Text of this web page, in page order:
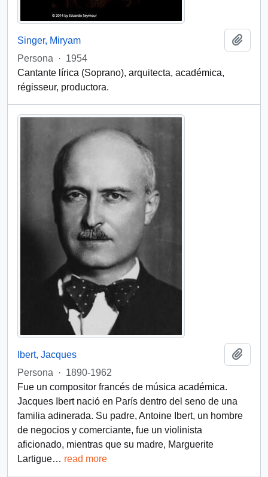
Singer, Miryam
Persona
· 1954
Cantante lírica (Soprano), arquitecta, académica,
régisseur, productora.
Ibert, Jacques
Persona
· 1890-1962
Fue un compositor francés de música académica.
Jacques Ibert nació en París dentro del seno de una
familia adinerada. Su padre, Antoine Ibert, un hombre
de negocios y comerciante, fue un violinista
aficionado, mientras que su madre, Marguerite
Lartigue… read more